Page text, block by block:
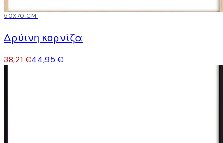
15%*
50X70 CM
Δρύινη κορνίζα
38,21 €44,95 €